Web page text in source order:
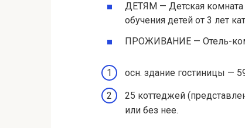
ДЕТЯМ — Детская комната
обучения детей от 3 лет
ПРОЖИВАНИЕ — Отель-
осн. здание гостиницы —
25 коттеджей
или без нее.